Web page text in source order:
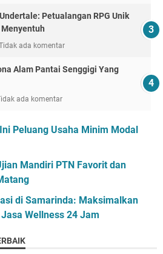
Petualangan RPG Unik
ada komentar
Alam Pantai Senggigi Yang
ada komentar
Peluang Usaha Minim Modal
Mandiri PTN Favorit dan
di Samarinda: Maksimalkan
Wellness 24 Jam